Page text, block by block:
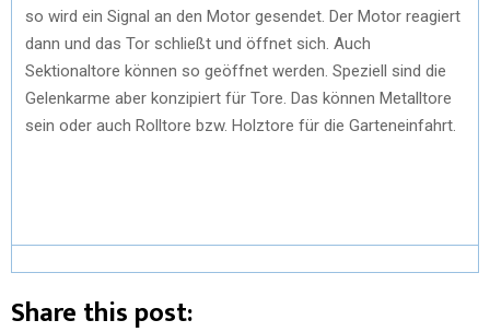
so wird ein Signal an den Motor gesendet. Der Motor reagiert
dann und das Tor schließt und öffnet sich. Auch
Sektionaltore können so geöffnet werden. Speziell sind die
Gelenkarme aber konzipiert für Tore. Das können Metalltore
sein oder auch Rolltore bzw. Holztore für die Garteneinfahrt.
Share this post: